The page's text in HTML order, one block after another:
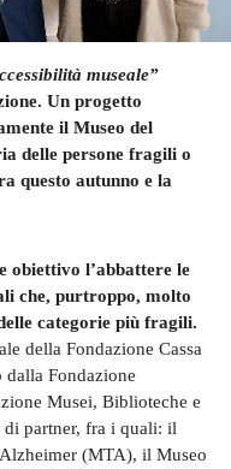
museale”
Un progetto
il Museo del
delle persone fragili o
questo autunno e la
obiettivo l’abbattere le
che, purtroppo, molto
categorie più fragili.
della Fondazione Cassa
Fondazione
Musei, Biblioteche e
partner, fra i quali: il
(MTA), il Museo